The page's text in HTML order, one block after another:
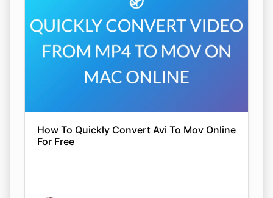
How To Quickly Convert Avi To Mov Online
For Free